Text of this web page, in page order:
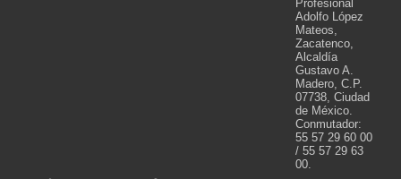
Profesional
Adolfo López
Mateos,
Zacatenco,
Alcaldía
Gustavo A.
Madero, C.P.
07738, Ciudad
de México.
Conmutador:
55 57 29 60 00
/ 55 57 29 63
00.